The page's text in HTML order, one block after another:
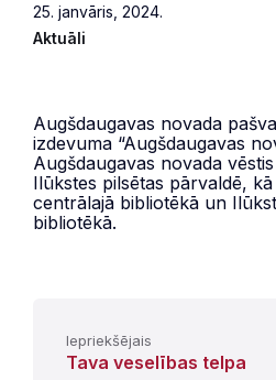
25. janvāris, 2024.
Aktuāli
Augšdaugavas novada
izdevuma “Augšdaugavas
Augšdaugavas novada
Ilūkstes pilsētas pārvaldē,
centrālajā bibliotēkā un
bibliotēkā.
Iepriekšējais
Tava veselības telpa